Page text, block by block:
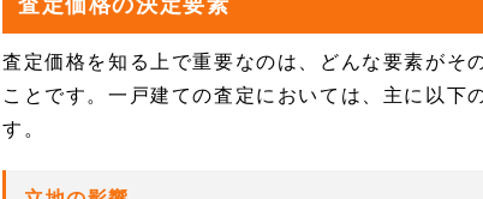
査定価格の決定要素
査定価格を知る上で重要なのは、どんな要素がそ
ことです。一戸建ての査定においては、主に以下
す。